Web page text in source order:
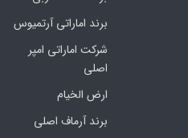
برند اماراتی آرتمیوس
شرکت اماراتی امپر
اصلی
ارض الخیام
برند آرماف اصلی